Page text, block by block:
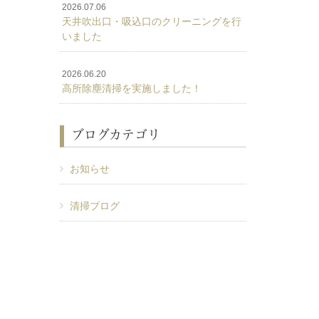
2026.07.06
天井吹出口・吸込口のクリーニングを行
いました
2026.06.20
高所除塵清掃を実施しました！
ブログカテゴリ
お知らせ
清掃ブログ